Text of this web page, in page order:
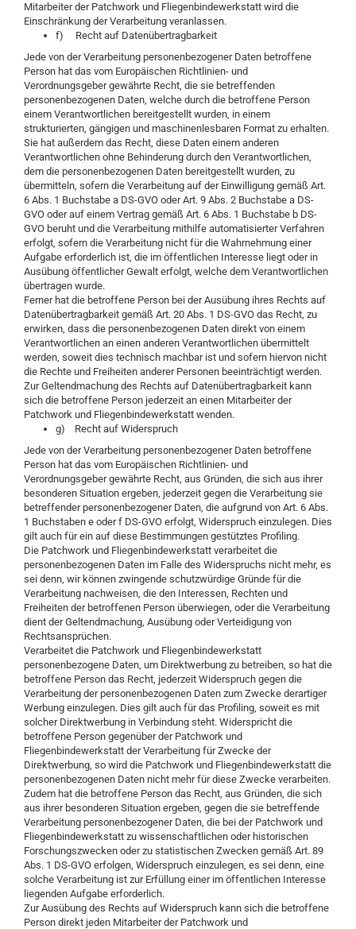
Mitarbeiter der Patchwork und Fliegenbindewerkstatt wird die
Einschränkung der Verarbeitung veranlassen.
f) Recht auf Datenübertragbarkeit
Jede von der Verarbeitung personenbezogener Daten betroffene
Person hat das vom Europäischen Richtlinien- und
Verordnungsgeber gewährte Recht, die sie betreffenden
personenbezogenen Daten, welche durch die betroffene Person
einem Verantwortlichen bereitgestellt wurden, in einem
strukturierten, gängigen und maschinenlesbaren Format zu erhalten.
Sie hat außerdem das Recht, diese Daten einem anderen
Verantwortlichen ohne Behinderung durch den Verantwortlichen,
dem die personenbezogenen Daten bereitgestellt wurden, zu
übermitteln, sofern die Verarbeitung auf der Einwilligung gemäß Art.
6 Abs. 1 Buchstabe a DS-GVO oder Art. 9 Abs. 2 Buchstabe a DS-
GVO oder auf einem Vertrag gemäß Art. 6 Abs. 1 Buchstabe b DS-
GVO beruht und die Verarbeitung mithilfe automatisierter Verfahren
erfolgt, sofern die Verarbeitung nicht für die Wahrnehmung einer
Aufgabe erforderlich ist, die im öffentlichen Interesse liegt oder in
Ausübung öffentlicher Gewalt erfolgt, welche dem Verantwortlichen
übertragen wurde.
Ferner hat die betroffene Person bei der Ausübung ihres Rechts auf
Datenübertragbarkeit gemäß Art. 20 Abs. 1 DS-GVO das Recht, zu
erwirken, dass die personenbezogenen Daten direkt von einem
Verantwortlichen an einen anderen Verantwortlichen übermittelt
werden, soweit dies technisch machbar ist und sofern hiervon nicht
die Rechte und Freiheiten anderer Personen beeinträchtigt werden.
Zur Geltendmachung des Rechts auf Datenübertragbarkeit kann
sich die betroffene Person jederzeit an einen Mitarbeiter der
Patchwork und Fliegenbindewerkstatt wenden.
g) Recht auf Widerspruch
Jede von der Verarbeitung personenbezogener Daten betroffene
Person hat das vom Europäischen Richtlinien- und
Verordnungsgeber gewährte Recht, aus Gründen, die sich aus ihrer
besonderen Situation ergeben, jederzeit gegen die Verarbeitung sie
betreffender personenbezogener Daten, die aufgrund von Art. 6 Abs.
1 Buchstaben e oder f DS-GVO erfolgt, Widerspruch einzulegen. Dies
gilt auch für ein auf diese Bestimmungen gestütztes Profiling.
Die Patchwork und Fliegenbindewerkstatt verarbeitet die
personenbezogenen Daten im Falle des Widerspruchs nicht mehr, es
sei denn, wir können zwingende schutzwürdige Gründe für die
Verarbeitung nachweisen, die den Interessen, Rechten und
Freiheiten der betroffenen Person überwiegen, oder die Verarbeitung
dient der Geltendmachung, Ausübung oder Verteidigung von
Rechtsansprüchen.
Verarbeitet die Patchwork und Fliegenbindewerkstatt
personenbezogene Daten, um Direktwerbung zu betreiben, so hat die
betroffene Person das Recht, jederzeit Widerspruch gegen die
Verarbeitung der personenbezogenen Daten zum Zwecke derartiger
Werbung einzulegen. Dies gilt auch für das Profiling, soweit es mit
solcher Direktwerbung in Verbindung steht. Widerspricht die
betroffene Person gegenüber der Patchwork und
Fliegenbindewerkstatt der Verarbeitung für Zwecke der
Direktwerbung, so wird die Patchwork und Fliegenbindewerkstatt die
personenbezogenen Daten nicht mehr für diese Zwecke verarbeiten.
Zudem hat die betroffene Person das Recht, aus Gründen, die sich
aus ihrer besonderen Situation ergeben, gegen die sie betreffende
Verarbeitung personenbezogener Daten, die bei der Patchwork und
Fliegenbindewerkstatt zu wissenschaftlichen oder historischen
Forschungszwecken oder zu statistischen Zwecken gemäß Art. 89
Abs. 1 DS-GVO erfolgen, Widerspruch einzulegen, es sei denn, eine
solche Verarbeitung ist zur Erfüllung einer im öffentlichen Interesse
liegenden Aufgabe erforderlich.
Zur Ausübung des Rechts auf Widerspruch kann sich die betroffene
Person direkt jeden Mitarbeiter der Patchwork und